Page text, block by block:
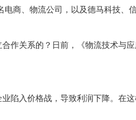
商、物流公司，以及德马科技、
作关系的？日前，《物流技术与
陷入价格战，导致利润下降。在